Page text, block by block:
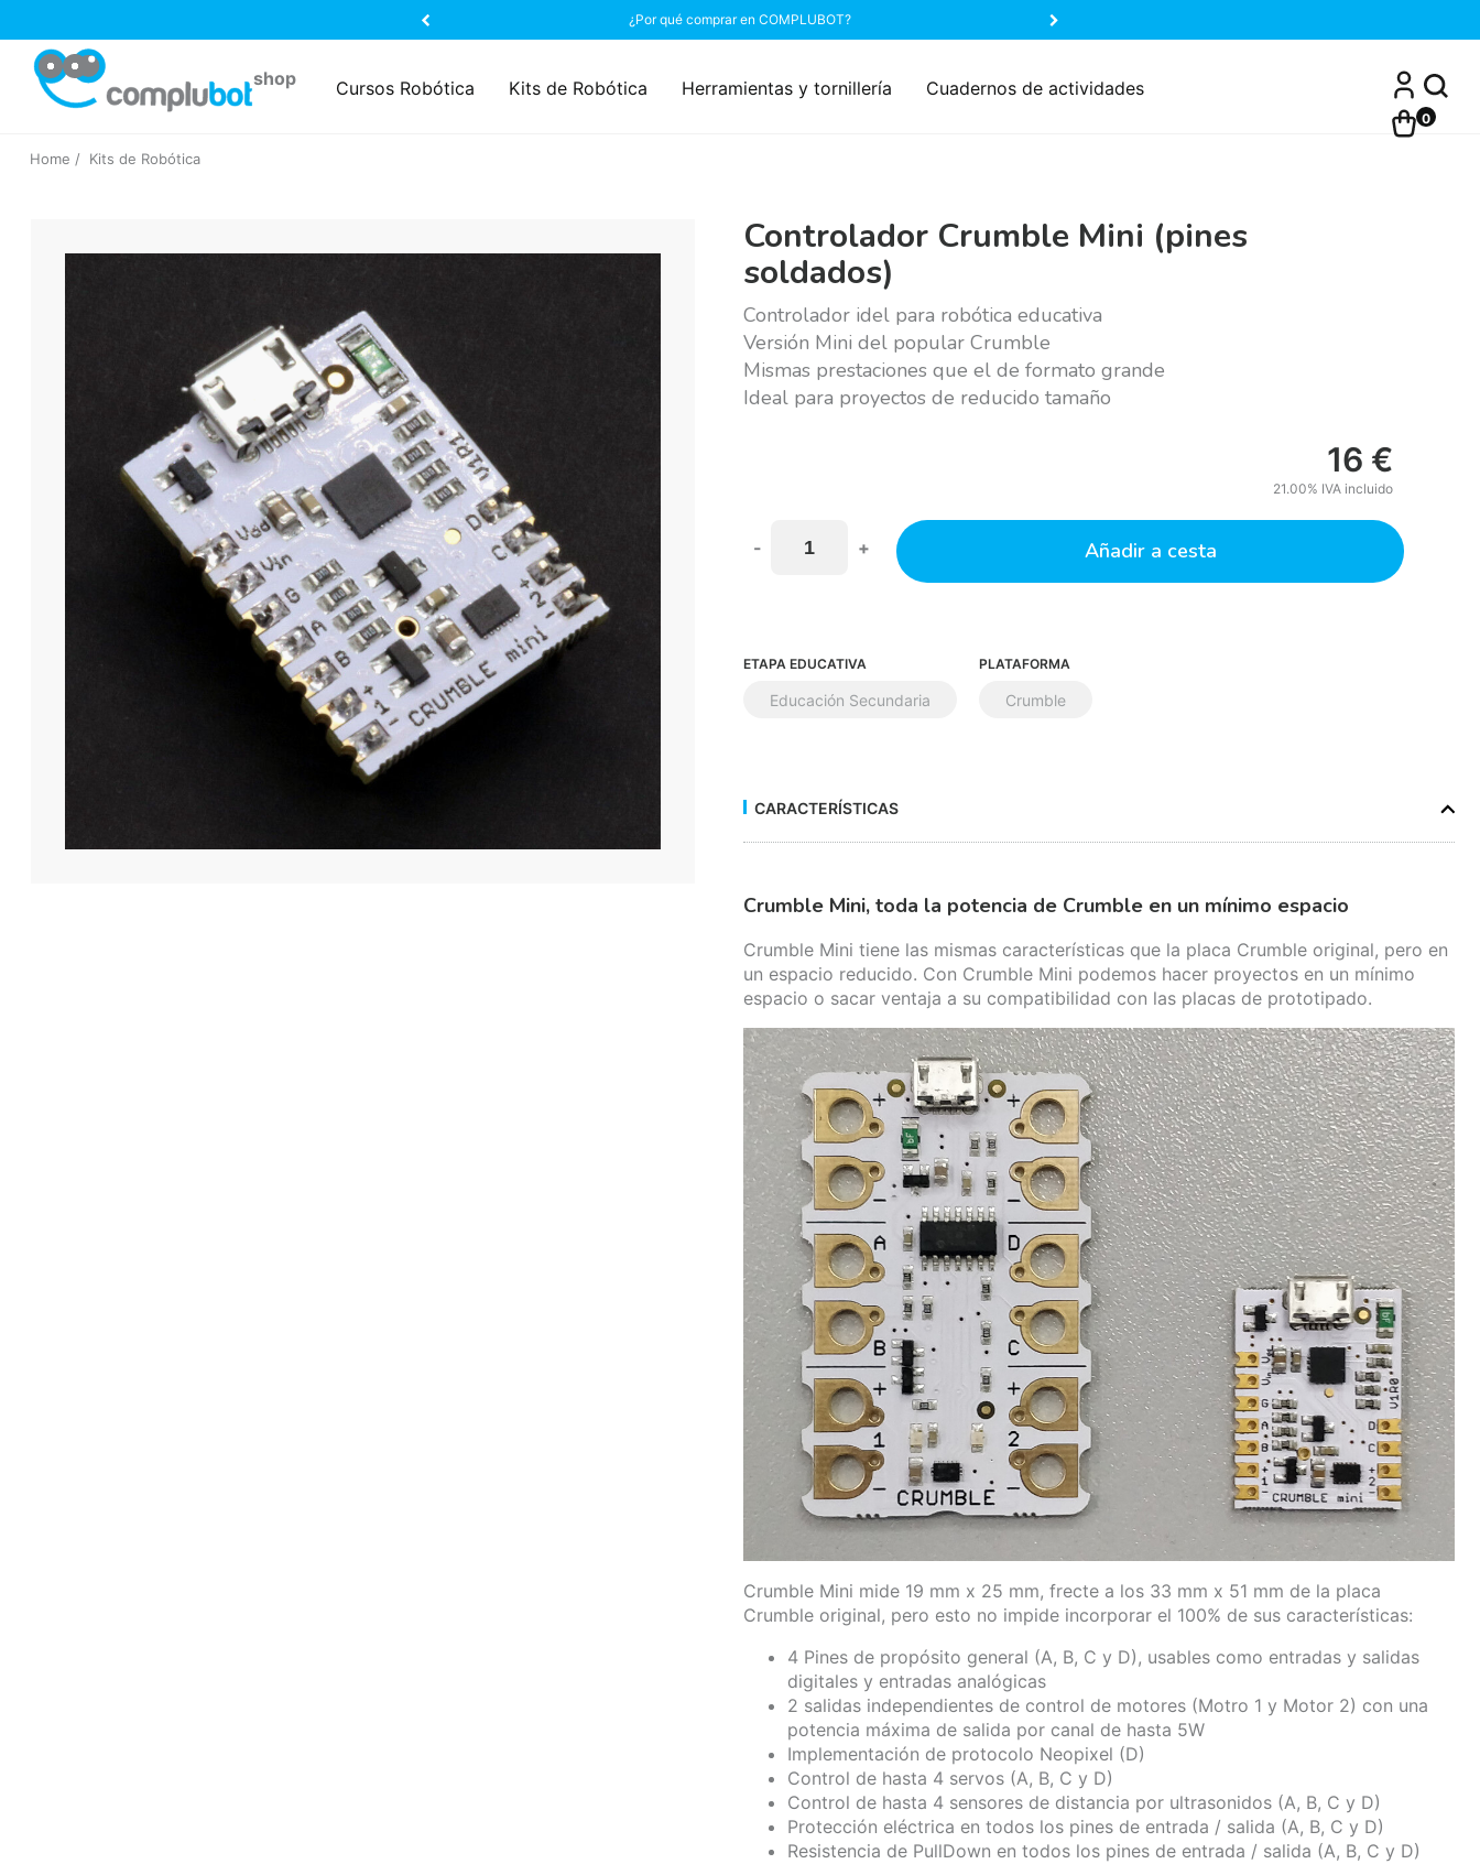
¿Por qué comprar en COMPLUBOT?
0
Cursos Robótica Kits de Robótica Herramientas y tornillería Cuadernos de actividades
Home Kits de Robótica
Controlador Crumble Mini (pines
soldados)
Controlador idel para robótica educativa
Versión Mini del popular Crumble
Mismas prestaciones que el de formato grande
Ideal para proyectos de reducido tamaño
16 €
21.00% IVA incluido
- + Añadir a cesta
ETAPA EDUCATIVA
Educación Secundaria
PLATAFORMA
Crumble
CARACTERÍSTICAS
Crumble Mini, toda la potencia de Crumble en un mínimo espacio
Crumble Mini tiene las mismas características que la placa Crumble original, pero en
un espacio reducido. Con Crumble Mini podemos hacer proyectos en un mínimo
espacio o sacar ventaja a su compatibilidad con las placas de prototipado.
Crumble Mini mide 19 mm x 25 mm, frecte a los 33 mm x 51 mm de la placa
Crumble original, pero esto no impide incorporar el 100% de sus características:
4 Pines de propósito general (A, B, C y D), usables como entradas y salidas
digitales y entradas analógicas
2 salidas independientes de control de motores (Motro 1 y Motor 2) con una
potencia máxima de salida por canal de hasta 5W
Implementación de protocolo Neopixel (D)
Control de hasta 4 servos (A, B, C y D)
Control de hasta 4 sensores de distancia por ultrasonidos (A, B, C y D)
Protección eléctrica en todos los pines de entrada / salida (A, B, C y D)
Resistencia de PullDown en todos los pines de entrada / salida (A, B, C y D)